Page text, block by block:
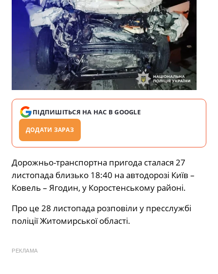
ПІДПИШІТЬСЯ НА НАС В GOOGLE
ДОДАТИ ЗАРАЗ
Дорожньо-транспортна пригода сталася 27
листопада близько 18:40 на автодорозі Київ –
Ковель – Ягодин, у Коростенському районі.
Про це 28 листопада розповіли у пресслужбі
поліції Житомирської області.
РЕКЛАМА